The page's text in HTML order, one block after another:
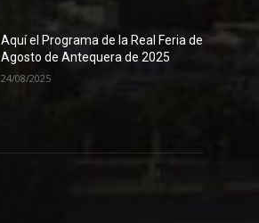
Aquí el Programa de la Real Feria de
Agosto de Antequera de 2025
24/08/2025